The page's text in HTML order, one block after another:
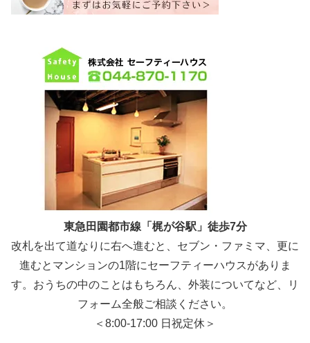
東急田園都市線「梶が谷駅」徒歩7分
改札を出て道なりに右へ進むと、セブン・ファミマ、更に
進むとマンションの1階にセーフティーハウスがありま
す。おうちの中のことはもちろん、外装についてなど、リ
フォーム全般ご相談ください。
＜8:00-17:00 日祝定休＞